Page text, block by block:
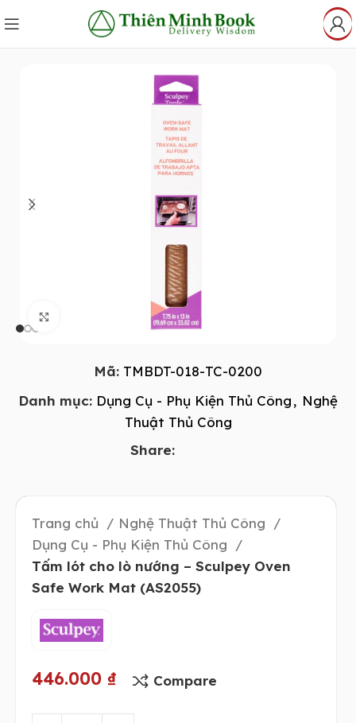
Click to enlarge
Mã: TMBDT-018-TC-0200
Danh mục: Dụng Cụ - Phụ Kiện Thủ Công, Nghệ
Thuật Thủ Công
Share:
Trang chủ
Nghệ Thuật Thủ Công
Dụng Cụ - Phụ Kiện Thủ Công
Tấm lót cho lò nướng – Sculpey Oven
Safe Work Mat (AS2055)
446.000 ₫ Compare